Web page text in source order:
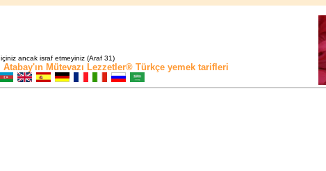
ancak israf etmeyiniz (Araf 31)
Atabay'ın Mütevazı Lezzetler® Türkçe yemek tarifleri